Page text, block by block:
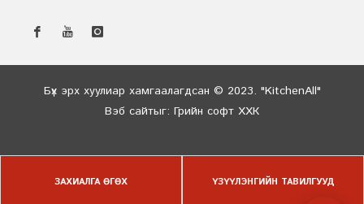
ЗАХИАЛГА ӨГӨХ ҮЗҮҮЛЭНГИЙН ТАВИЛГУУД
Бүх эрх хуулиар хамгаалагдсан © 2023. "KitchenAll"
Вэб сайтыг: Грийн софт ХХК